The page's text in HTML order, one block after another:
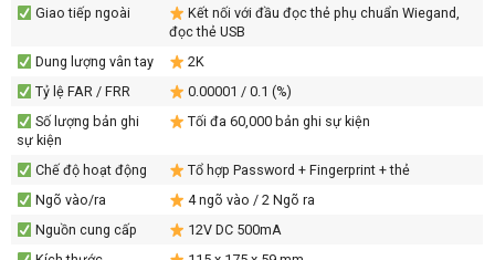
Giao tiếp ngoài
Kết nối với đầu đọc thẻ phụ chuẩn Wiegand,
đọc thẻ USB
Dung lượng vân tay
2K
Tỷ lệ FAR / FRR
0.00001 / 0.1 (%)
Số lượng bản ghi
sự kiện
Tối đa 60,000 bản ghi sự kiện
Chế độ hoạt động
Tổ hợp Password + Fingerprint + thẻ
Ngõ vào/ra
4 ngõ vào / 2 Ngõ ra
Nguồn cung cấp
12V DC 500mA